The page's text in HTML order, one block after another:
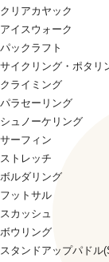
クリアカヤック
アイスウォーク
パックラフト
サイクリング・ポタリ
クライミング
パラセーリング
シュノーケリング
サーフィン
ストレッチ
ボルダリング
フットサル
スカッシュ
ボウリング
スタンドアップパドル